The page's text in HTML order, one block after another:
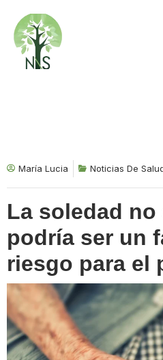
Saltar
contenido
María Lucia Noticias De
La soledad no
podría ser un
riesgo para el